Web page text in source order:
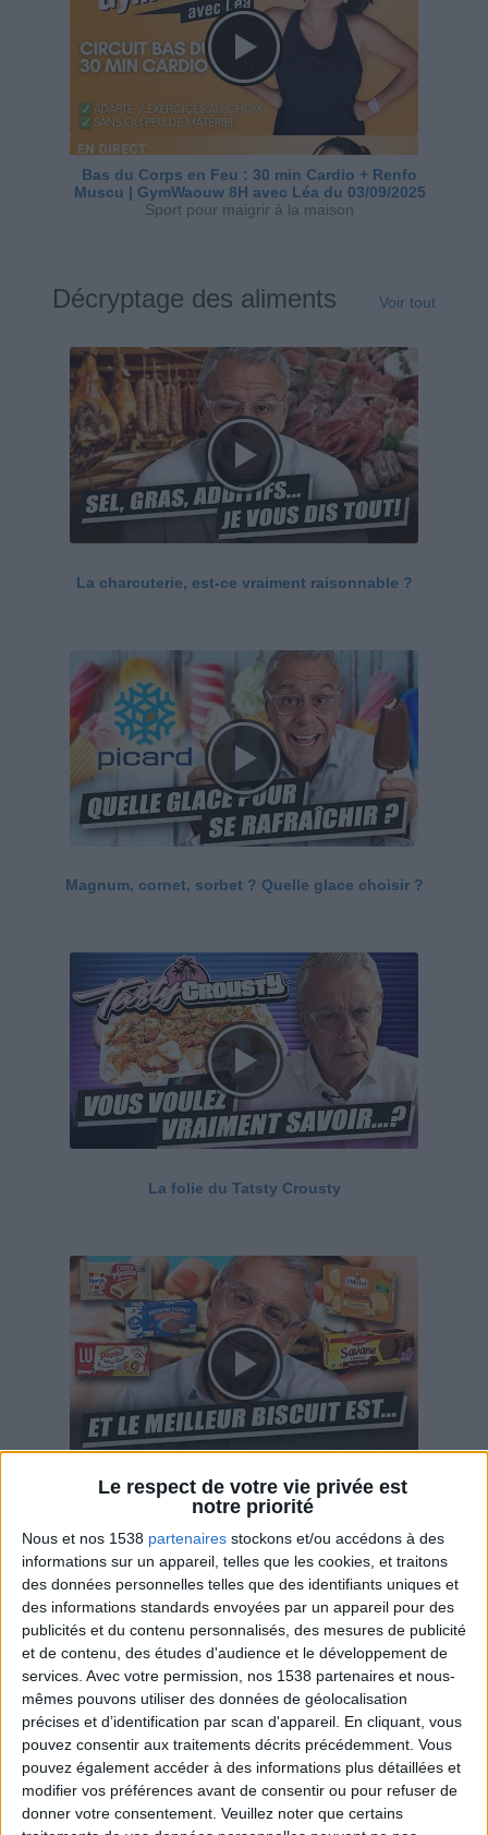
Le respect de votre vie privée est
notre priorité
Nous et nos 1538 partenaires stockons et/ou accédons à des
informations sur un appareil, telles que les cookies, et traitons
des données personnelles telles que des identifiants uniques et
des informations standards envoyées par un appareil pour des
publicités et du contenu personnalisés, des mesures de publicité
et de contenu, des études d'audience et le développement de
services. Avec votre permission, nos 1538 partenaires et nous-
mêmes pouvons utiliser des données de géolocalisation
précises et d’identification par scan d'appareil. En cliquant, vous
pouvez consentir aux traitements décrits précédemment. Vous
pouvez également accéder à des informations plus détaillées et
modifier vos préférences avant de consentir ou pour refuser de
donner votre consentement. Veuillez noter que certains
Bas du Corps en Feu : 30 min Cardio + Renfo
Muscu | GymWaouw 8H avec Léa du 03/09/2025
Sport pour maigrir à la maison
Décryptage des aliments Voir tout
La charcuterie, est-ce vraiment raisonnable ?
Magnum, cornet, sorbet ? Quelle glace choisir ?
La folie du Tatsty Crousty
Savane, LU, Pepito, Harrys... Que valent vraiment
ces gâteaux ?
Webinaires en direct Voir tout